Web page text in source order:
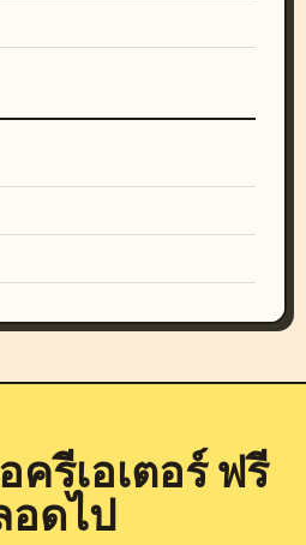
ครีเอเตอร์ ฟรี
อดไป